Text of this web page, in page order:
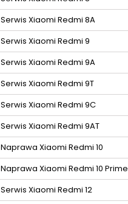
Serwis Xiaomi Redmi 8A
Serwis Xiaomi Redmi 9
Serwis Xiaomi Redmi 9A
Serwis Xiaomi Redmi 9T
Serwis Xiaomi Redmi 9C
Serwis Xiaomi Redmi 9AT
Naprawa Xiaomi Redmi 10
Naprawa Xiaomi Redmi 10 Prime
Serwis Xiaomi Redmi 12